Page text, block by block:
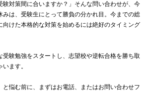
験対策間に合いますか？」そんな問い合わせが、今
みは、受験生にとって勝負の分かれ目。今までの総
向けた本格的な対策を始めるには絶好のタイミング
受験勉強をスタートし、志望校や逆転合格を勝ち取
ます。
と悩む前に、まずはお電話、またはお問い合わせフ